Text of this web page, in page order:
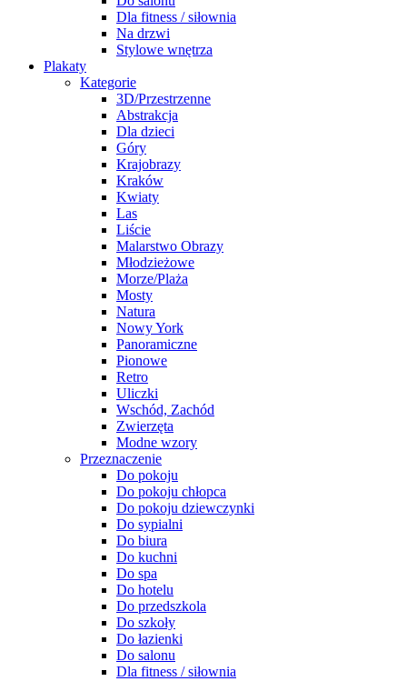
Dla fitness / siłownia
Na drzwi
Stylowe wnętrza
Plakaty
Kategorie
3D/Przestrzenne
Abstrakcja
Dla dzieci
Góry
Krajobrazy
Kraków
Kwiaty
Las
Liście
Malarstwo Obrazy
Młodzieżowe
Morze/Plaża
Mosty
Natura
Nowy York
Panoramiczne
Pionowe
Retro
Uliczki
Wschód, Zachód
Zwierzęta
Modne wzory
Przeznaczenie
Do pokoju
Do pokoju chłopca
Do pokoju dziewczynki
Do sypialni
Do biura
Do kuchni
Do spa
Do hotelu
Do przedszkola
Do szkoły
Do łazienki
Do salonu
Dla fitness / siłownia